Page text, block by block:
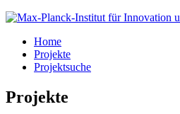
Home
Projekte
Projektsuche
Projekte